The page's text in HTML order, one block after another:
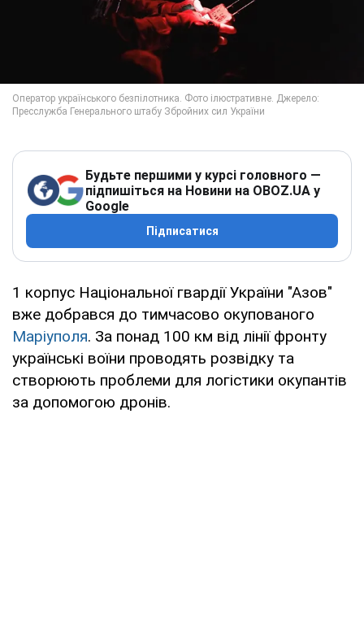
Будьте першими у курсі головного —
підпишіться на Новини на OBOZ.UA у
Google
Підписатися
1 корпус Національної гвардії України "Азов"
вже добрався до тимчасово окупованого
Маріуполя. За понад 100 км від лінії фронту
українські воїни проводять розвідку та
створюють проблеми для логістики окупантів
за допомогою дронів.